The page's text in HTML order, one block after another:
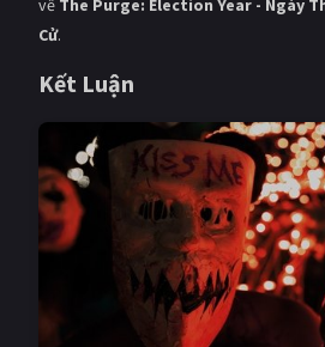
về The Purge: Election Year - Ngày
Cử.
Kết Luận